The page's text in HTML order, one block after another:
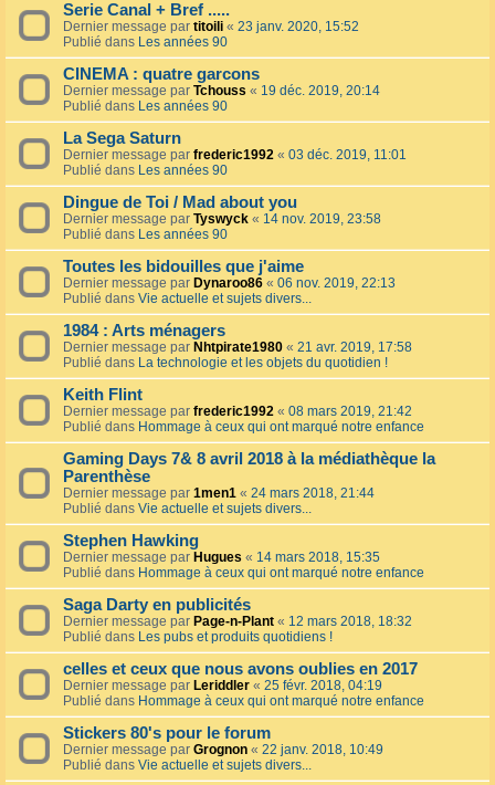
Serie Canal + Bref .....
Dernier message par titoili « 23 janv. 2020, 15:52
Publié dans Les années 90
CINEMA : quatre garcons
Dernier message par Tchouss « 19 déc. 2019, 20:14
Publié dans Les années 90
La Sega Saturn
Dernier message par frederic1992 « 03 déc. 2019, 11:01
Publié dans Les années 90
Dingue de Toi / Mad about you
Dernier message par Tyswyck « 14 nov. 2019, 23:58
Publié dans Les années 90
Toutes les bidouilles que j'aime
Dernier message par Dynaroo86 « 06 nov. 2019, 22:13
Publié dans Vie actuelle et sujets divers...
1984 : Arts ménagers
Dernier message par Nhtpirate1980 « 21 avr. 2019, 17:58
Publié dans La technologie et les objets du quotidien !
Keith Flint
Dernier message par frederic1992 « 08 mars 2019, 21:42
Publié dans Hommage à ceux qui ont marqué notre enfance
Gaming Days 7& 8 avril 2018 à la médiathèque la
Parenthèse
Dernier message par 1men1 « 24 mars 2018, 21:44
Publié dans Vie actuelle et sujets divers...
Stephen Hawking
Dernier message par Hugues « 14 mars 2018, 15:35
Publié dans Hommage à ceux qui ont marqué notre enfance
Saga Darty en publicités
Dernier message par Page-n-Plant « 12 mars 2018, 18:32
Publié dans Les pubs et produits quotidiens !
celles et ceux que nous avons oublies en 2017
Dernier message par Leriddler « 25 févr. 2018, 04:19
Publié dans Hommage à ceux qui ont marqué notre enfance
Stickers 80's pour le forum
Dernier message par Grognon « 22 janv. 2018, 10:49
Publié dans Vie actuelle et sujets divers...